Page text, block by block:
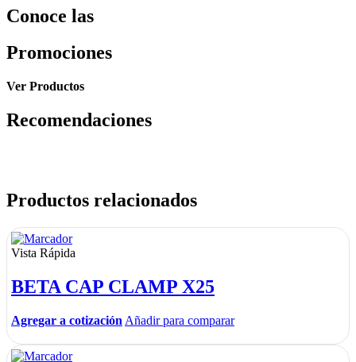
Conoce las
Promociones
Ver Productos
Recomendaciones
Productos relacionados
Vista Rápida
BETA CAP CLAMP X25
Agregar a cotización Añadir para comparar